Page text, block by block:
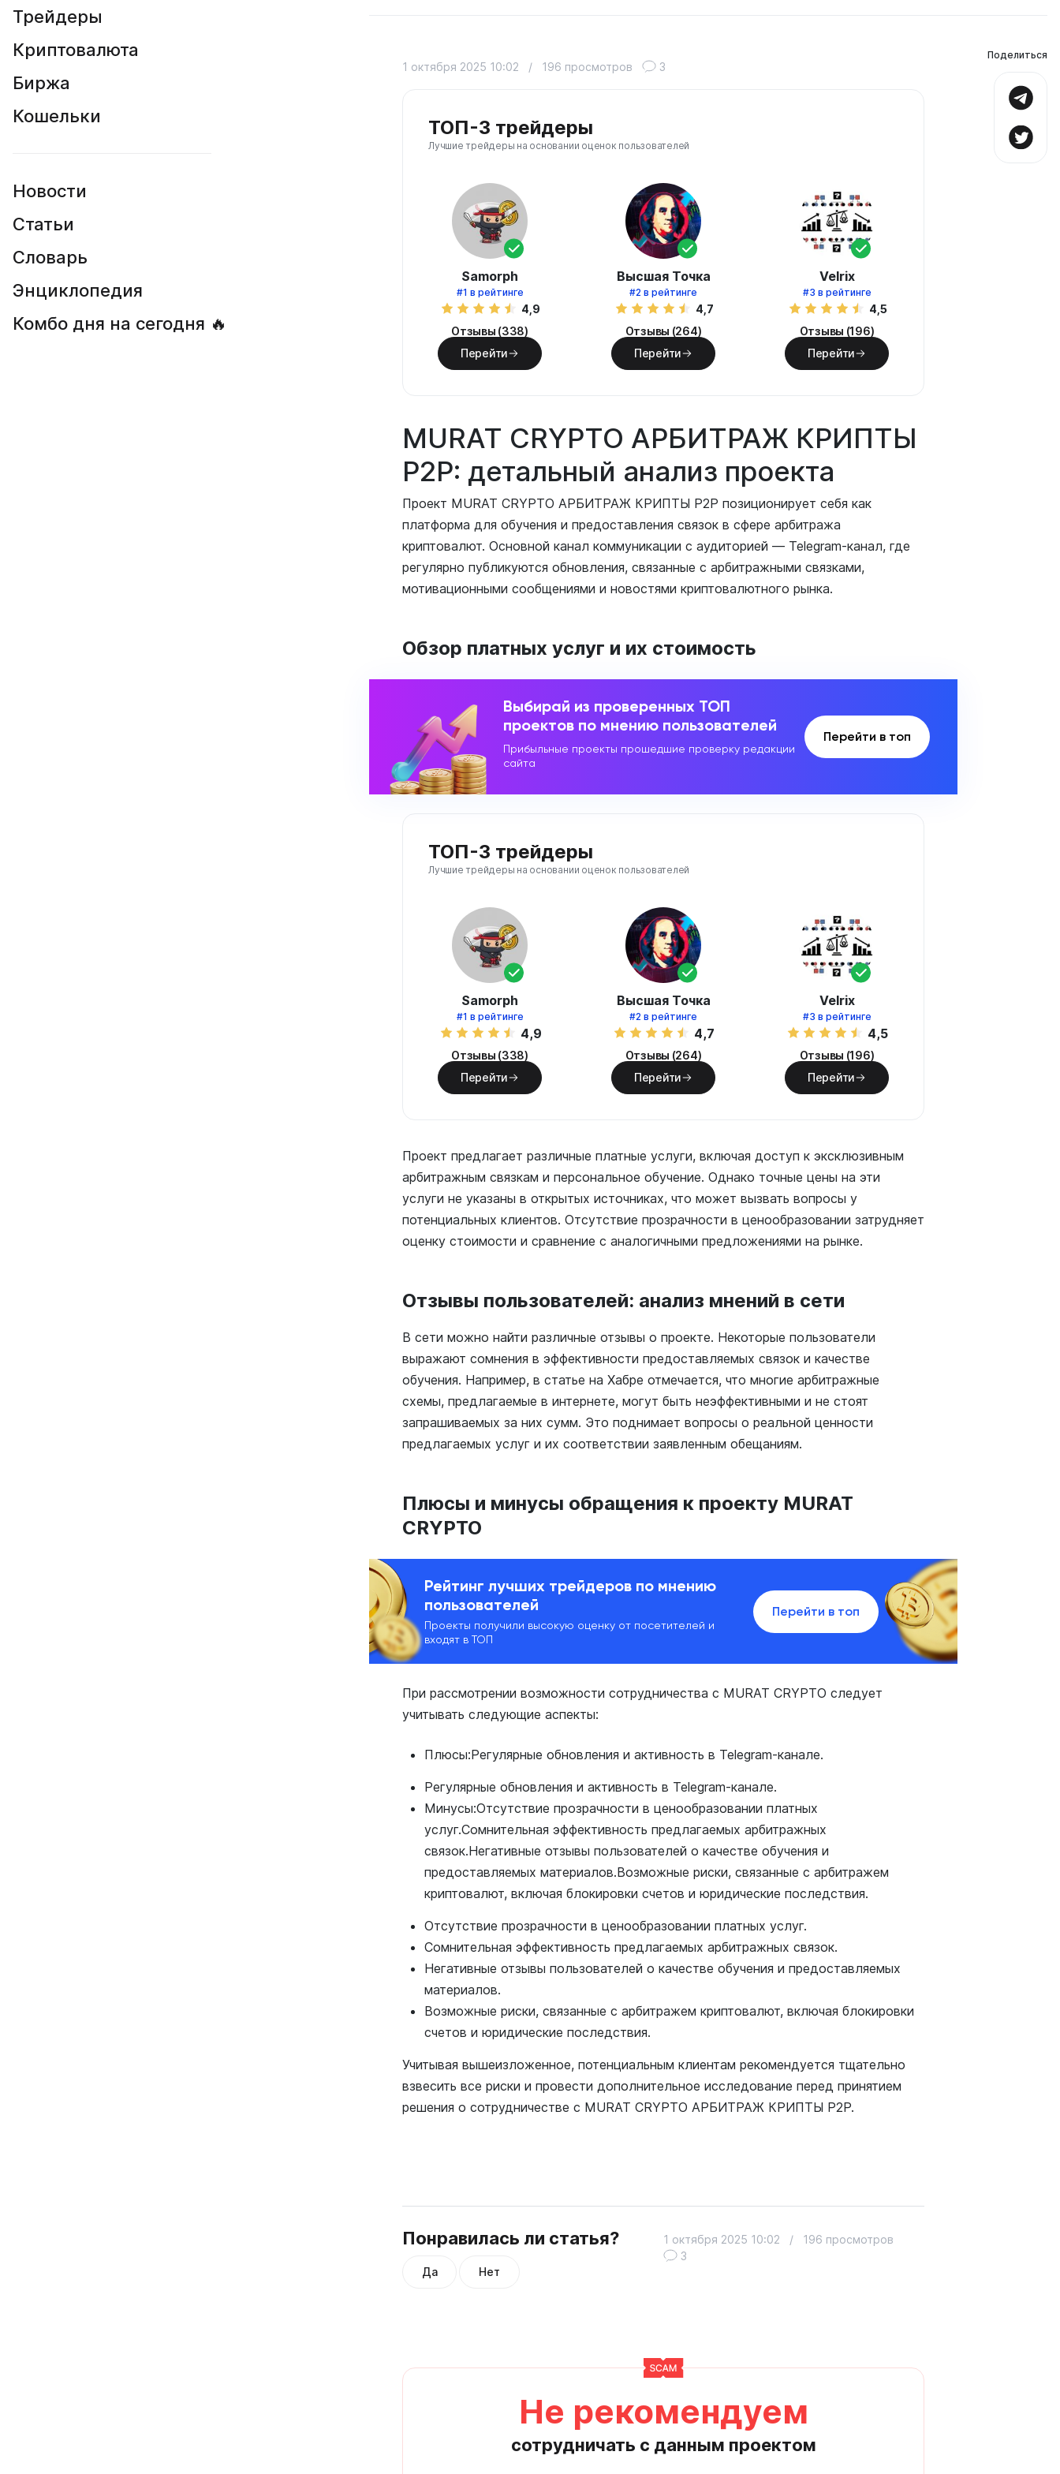
Трейдеры
Криптовалюта
Биржа
Кошельки
Новости
Статьи
Словарь
Энциклопедия
Комбо дня на сегодня 🔥
1 октября 2025 10:02 / 196 просмотров 3
ТОП-3 трейдеры
Лучшие трейдеры на основании оценок пользователей
Samorph
#1 в рейтинге
4,9
Отзывы (338)
Перейти
Высшая Точка
#2 в рейтинге
4,7
Отзывы (264)
Перейти
Velrix
#3 в рейтинге
4,5
Отзывы (196)
Перейти
MURAT CRYPTO АРБИТРАЖ КРИПТЫ
P2P: детальный анализ проекта
Проект MURAT CRYPTO АРБИТРАЖ КРИПТЫ P2P позиционирует себя как
платформа для обучения и предоставления связок в сфере арбитража
криптовалют. Основной канал коммуникации с аудиторией — Telegram-канал, где
регулярно публикуются обновления, связанные с арбитражными связками,
мотивационными сообщениями и новостями криптовалютного рынка.
Обзор платных услуг и их стоимость
Выбирай из проверенных ТОП
проектов по мнению пользователей
Прибыльные проекты прошедшие проверку редакции
сайта
Перейти в топ
ТОП-3 трейдеры
Лучшие трейдеры на основании оценок пользователей
Samorph
#1 в рейтинге
4,9
Отзывы (338)
Перейти
Высшая Точка
#2 в рейтинге
4,7
Отзывы (264)
Перейти
Velrix
#3 в рейтинге
4,5
Отзывы (196)
Перейти
Проект предлагает различные платные услуги, включая доступ к эксклюзивным
арбитражным связкам и персональное обучение. Однако точные цены на эти
услуги не указаны в открытых источниках, что может вызвать вопросы у
потенциальных клиентов. Отсутствие прозрачности в ценообразовании затрудняет
оценку стоимости и сравнение с аналогичными предложениями на рынке.
Отзывы пользователей: анализ мнений в сети
В сети можно найти различные отзывы о проекте. Некоторые пользователи
выражают сомнения в эффективности предоставляемых связок и качестве
обучения. Например, в статье на Хабре отмечается, что многие арбитражные
схемы, предлагаемые в интернете, могут быть неэффективными и не стоят
запрашиваемых за них сумм. Это поднимает вопросы о реальной ценности
предлагаемых услуг и их соответствии заявленным обещаниям.
Плюсы и минусы обращения к проекту MURAT
CRYPTO
Рейтинг лучших трейдеров по мнению
пользователей
Проекты получили высокую оценку от посетителей и
входят в ТОП
Перейти в топ
При рассмотрении возможности сотрудничества с MURAT CRYPTO следует
учитывать следующие аспекты:
Плюсы:Регулярные обновления и активность в Telegram-канале.
Регулярные обновления и активность в Telegram-канале.
Минусы:Отсутствие прозрачности в ценообразовании платных
услуг.Сомнительная эффективность предлагаемых арбитражных
связок.Негативные отзывы пользователей о качестве обучения и
предоставляемых материалов.Возможные риски, связанные с арбитражем
криптовалют, включая блокировки счетов и юридические последствия.
Отсутствие прозрачности в ценообразовании платных услуг.
Сомнительная эффективность предлагаемых арбитражных связок.
Негативные отзывы пользователей о качестве обучения и предоставляемых
материалов.
Возможные риски, связанные с арбитражем криптовалют, включая блокировки
счетов и юридические последствия.
Учитывая вышеизложенное, потенциальным клиентам рекомендуется тщательно
взвесить все риски и провести дополнительное исследование перед принятием
решения о сотрудничестве с MURAT CRYPTO АРБИТРАЖ КРИПТЫ P2P.
Понравилась ли статья?
Да Нет
1 октября 2025 10:02 /
196 просмотров
3
Не рекомендуем
сотрудничать с данным проектом
Поделиться